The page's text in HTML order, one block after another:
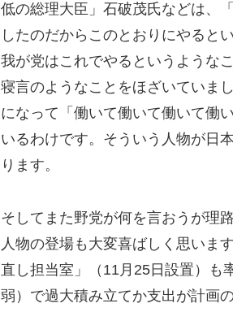
低の総理大臣」石破茂氏などは、
したのだからこのとおりにやると
我が党はこれでやるというような
寝言のようなことをほざいていま
になって「働いて働いて働いて働
いるわけです。そういう人物が日
ります。
そしてまた野党が何を言おうが理
人物の登場も大変喜ばしく思いま
直し担当室」（11月25日設置）も
弱）で過大積み立てか支出が計画